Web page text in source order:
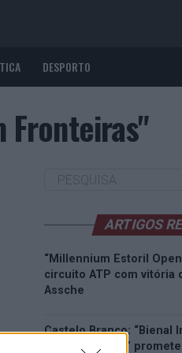
DESPORTO
Fronteiras"
ARTIGOS
“Millennium Estoril
circuito ATP com vitória
Assche
Castelo Branco: “Bienal
Artes e Ofícios”